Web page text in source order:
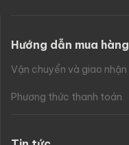
Hướng dẫn mua hàng
Vận chuyển và giao nhận
Phương thức thanh toán